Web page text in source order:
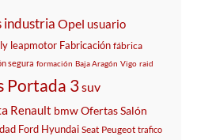
industria Opel usuario
leapmotor Fabricación fábrica
segura formación Baja Aragón Vigo raid
Portada 3suv
Renault bmwOfertasSalón
Ford Hyundai Seat Peugeot trafico